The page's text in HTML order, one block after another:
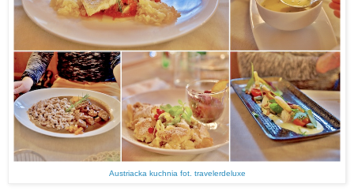
Austriacka kuchnia fot. travelerdeluxe